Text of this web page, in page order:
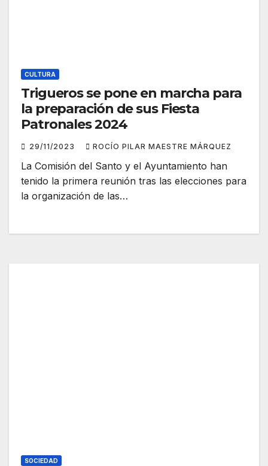
CULTURA
Trigueros se pone en marcha para
la preparación de sus Fiesta
Patronales 2024
29/11/2023 ROCÍO PILAR MAESTRE MÁRQUEZ
La Comisión del Santo y el Ayuntamiento han
tenido la primera reunión tras las elecciones para
la organización de las…
SOCIEDAD